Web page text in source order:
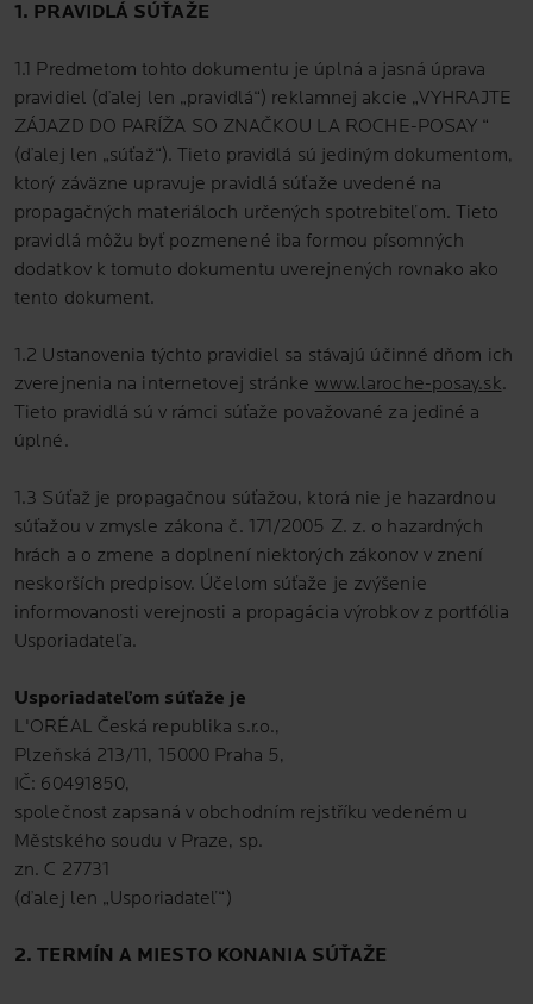
1. PRAVIDLÁ SÚŤAŽE
1.1 Predmetom tohto dokumentu je úplná a jasná úprava
pravidiel (ďalej len „pravidlá“) reklamnej akcie „VYHRAJTE
ZÁJAZD DO PARÍŽA SO ZNAČKOU LA ROCHE-POSAY “
(ďalej len „súťaž“). Tieto pravidlá sú jediným dokumentom,
ktorý záväzne upravuje pravidlá súťaže uvedené na
propagačných materiáloch určených spotrebiteľom. Tieto
pravidlá môžu byť pozmenené iba formou písomných
dodatkov k tomuto dokumentu uverejnených rovnako ako
tento dokument.
1.2 Ustanovenia týchto pravidiel sa stávajú účinné dňom ich
zverejnenia na internetovej stránke www.laroche-posay.sk.
Tieto pravidlá sú v rámci súťaže považované za jediné a
úplné.
1.3 Súťaž je propagačnou súťažou, ktorá nie je hazardnou
súťažou v zmysle zákona č. 171/2005 Z. z. o hazardných
hrách a o zmene a doplnení niektorých zákonov v znení
neskorších predpisov. Účelom súťaže je zvýšenie
informovanosti verejnosti a propagácia výrobkov z portfólia
Usporiadateľa.
Usporiadateľom súťaže je
L'ORÉAL Česká republika s.r.o.,
Plzeňská 213/11, 15000 Praha 5,
IČ: 60491850,
společnost zapsaná v obchodním rejstříku vedeném u
Městského soudu v Praze, sp.
zn. C 27731
(ďalej len „Usporiadateľ“)
2. TERMÍN A MIESTO KONANIA SÚŤAŽE